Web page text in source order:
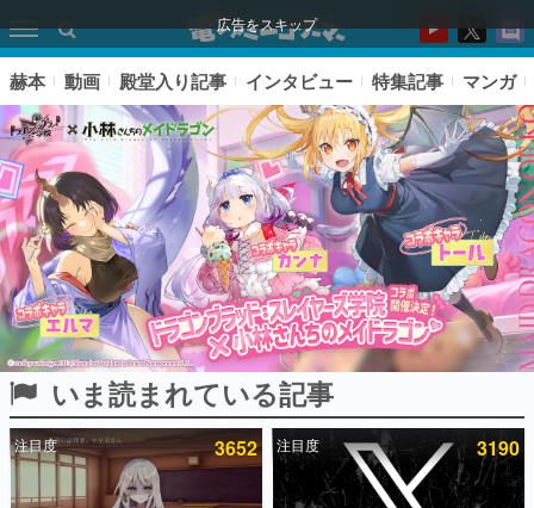
広告をスキップ
ピックアップ
電ファミのいま読まれている記事ランキング
赫本 動画 殿堂入り記事 インタビュー 特集記事 マンガ
いま読まれている記事
注目度 3652 注目度 3190